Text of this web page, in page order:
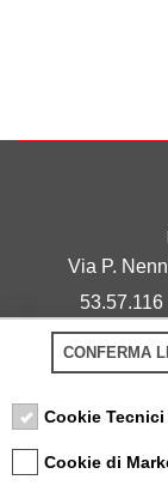
Via P.
CONFERMA
Cookie Tecnici
Cookie di